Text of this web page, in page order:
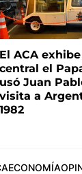
El ACA
central el
usó Juan
visita a
1982
ECONOMÍA